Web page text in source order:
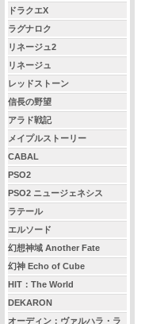
ドラクエX
ラグナロク
リネージュ2
リネージュ
レッドストーン
信長の野望
アラド戦記
メイプルストーリー
CABAL
PSO2
PSO2 ニュージェネシス
ラテール
エルソード
幻想神域 Another Fate
幻神 Echo of Cube
HIT：The World
DEKARON
オーディン：ヴァルハラ・ラ